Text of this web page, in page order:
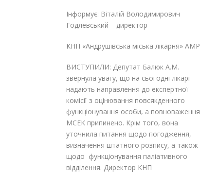
Інформує: Віталій Володимирович
Годлевський – директор
КНП «Андрушівська міська лікарня» АМР
ВИСТУПИЛИ: Депутат Балюк А.М.
звернула увагу, що на сьогодні лікарі
надають направлення до експертної
комісії з оцінювання повсякденного
функціонування особи, а повноваження
МСЕК припинено. Крім того, вона
уточнила питання щодо погодження,
визначення штатного розпису, а також
щодо функціонування паліативного
відділення. Директор КНП